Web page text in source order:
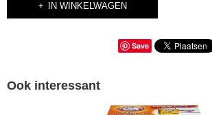
IN WINKELWAGEN
Save
Ook interessant